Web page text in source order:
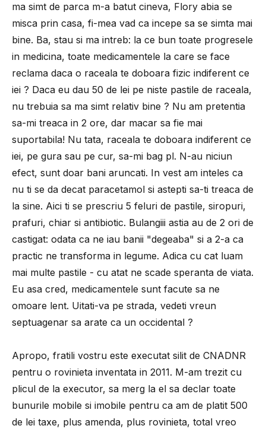
ma simt de parca m-a batut cineva, Flory abia se
misca prin casa, fi-mea vad ca incepe sa se simta mai
bine. Ba, stau si ma intreb: la ce bun toate progresele
in medicina, toate medicamentele la care se face
reclama daca o raceala te doboara fizic indiferent ce
iei ? Daca eu dau 50 de lei pe niste pastile de raceala,
nu trebuia sa ma simt relativ bine ? Nu am pretentia
sa-mi treaca in 2 ore, dar macar sa fie mai
suportabila! Nu tata, raceala te doboara indiferent ce
iei, pe gura sau pe cur, sa-mi bag pl. N-au niciun
efect, sunt doar bani aruncati. In vest am inteles ca
nu ti se da decat paracetamol si astepti sa-ti treaca de
la sine. Aici ti se prescriu 5 feluri de pastile, siropuri,
prafuri, chiar si antibiotic. Bulangiii astia au de 2 ori de
castigat: odata ca ne iau banii "degeaba" si a 2-a ca
practic ne transforma in legume. Adica cu cat luam
mai multe pastile - cu atat ne scade speranta de viata.
Eu asa cred, medicamentele sunt facute sa ne
omoare lent. Uitati-va pe strada, vedeti vreun
septuagenar sa arate ca un occidental ?
Apropo, fratili vostru este executat silit de CNADNR
pentru o rovinieta inventata in 2011. M-am trezit cu
plicul de la executor, sa merg la el sa declar toate
bunurile mobile si imobile pentru ca am de platit 500
de lei taxe, plus amenda, plus rovinieta, total vreo